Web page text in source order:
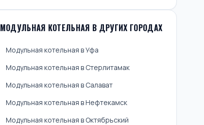
МОДУЛЬНАЯ КОТЕЛЬНАЯ В ДРУГИХ ГОРОДАХ
Модульная котельная в Уфа
Модульная котельная в Стерлитамак
Модульная котельная в Салават
Модульная котельная в Нефтекамск
Модульная котельная в Октябрьский